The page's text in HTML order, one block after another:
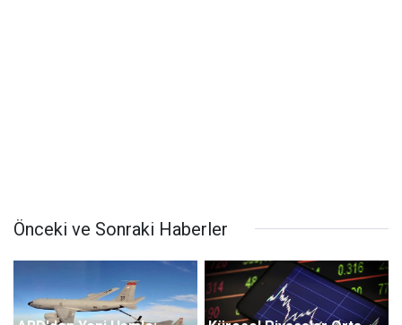
Önceki ve Sonraki Haberler